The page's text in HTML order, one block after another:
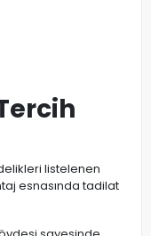
listelenen
esnasında tadilat